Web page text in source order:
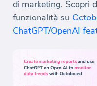
di marketing. Scopri
funzionalità su
ChatGPT/OpenAI